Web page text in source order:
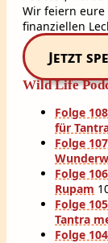
Wir feiern
finanziellen
Jetzt
Wild Life
Folge
für
Folge
Folge
Rupam
Folge
Tantra
Folge